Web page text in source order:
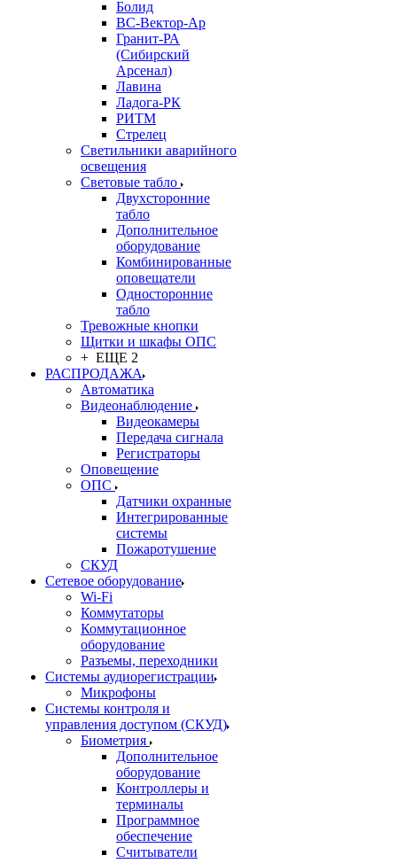
Болид
ВС-Вектор-Ар
Гранит-РА
(Сибирский
Арсенал)
Лавина
Ладога-РК
РИТМ
Стрелец
Светильники аварийного
освещения
Световые табло
Двухсторонние
табло
Дополнительное
оборудование
Комбинированные
оповещатели
Односторонние
табло
Тревожные кнопки
Щитки и шкафы ОПС
+ ЕЩЕ 2
РАСПРОДАЖА
Автоматика
Видеонаблюдение
Видеокамеры
Передача сигнала
Регистраторы
Оповещение
ОПС
Датчики охранные
Интегрированные
системы
Пожаротушение
СКУД
Сетевое оборудование
Wi-Fi
Коммутаторы
Коммутационное
оборудование
Разъемы, переходники
Системы аудиорегистрации
Микрофоны
Системы контроля и
управления доступом (СКУД)
Биометрия
Дополнительное
оборудование
Контроллеры и
терминалы
Программное
обеспечение
Считыватели